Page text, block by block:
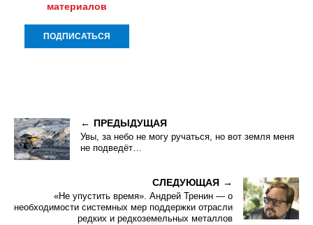
материалов
ПРЕДЫДУЩАЯ
Увы, за небо не могу ручаться, но вот земля меня
не подведёт…
СЛЕДУЮЩАЯ
«Не упустить время». Андрей Тренин — о
необходимости системных мер поддержки отрасли
редких и редкоземельных металлов